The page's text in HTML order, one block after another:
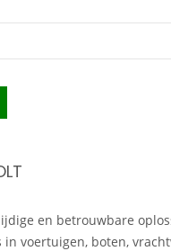
en betrouwbare
in voertuigen, boten,